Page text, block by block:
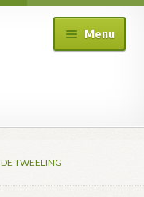
Menu
DE TWEELING